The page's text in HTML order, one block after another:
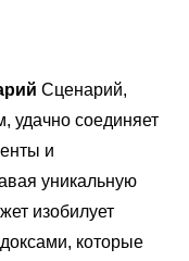
Сценарий,
удачно соединяет
и
уникальную
изобилует
которые